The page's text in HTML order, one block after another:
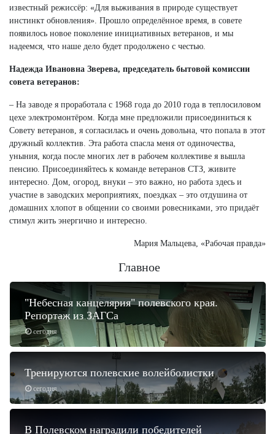
известный режиссёр: «Для выживания в природе существует
инстинкт обновления». Прошло определённое время, в совете
появилось новое поколение инициативных ветеранов, и мы
надеемся, что наше дело будет продолжено с честью.
Надежда Ивановна Зверева, председатель бытовой комиссии
совета ветеранов:
– На заводе я проработала с 1968 года до 2010 года в теплосиловом
цехе электромонтёром. Когда мне предложили присоединиться к
Совету ветеранов, я согласилась и очень довольна, что попала в этот
дружный коллектив. Эта работа спасла меня от одиночества,
уныния, когда после многих лет в рабочем коллективе я вышла
пенсию. Присоединяйтесь к команде ветеранов СТЗ, живите
интересно. Дом, огород, внуки – это важно, но работа здесь и
участие в заводских мероприятиях, поездках – это отдушина от
домашних хлопот в общении со своими ровесниками, это придаёт
стимул жить энергично и интересно.
Мария Мальцева, «Рабочая правда»
Главное
сегодня
"Небесная канцелярия" полевского края.
Репортаж из ЗАГСа
сегодня
Тренируются полевские волейболистки
В Полевском наградили победителей